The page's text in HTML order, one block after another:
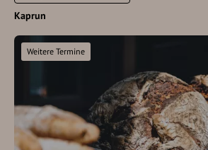
Kaprun
Weitere Termine